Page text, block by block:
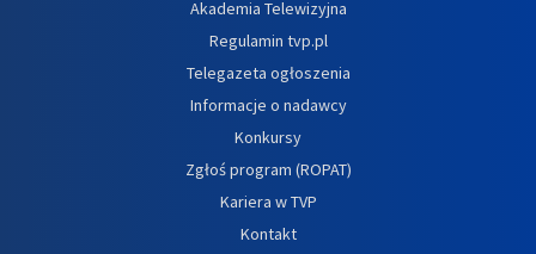
Akademia Telewizyjna
Regulamin tvp.pl
Telegazeta ogłoszenia
Informacje o nadawcy
Konkursy
Zgłoś program (ROPAT)
Kariera w TVP
Kontakt